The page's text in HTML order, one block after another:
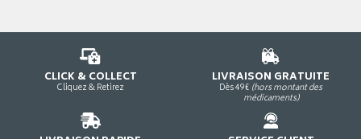
CLICK & COLLECT
Cliquez & Retirez
LIVRAISON GRATUITE
Dès 49€ (hors montant des
médicaments)